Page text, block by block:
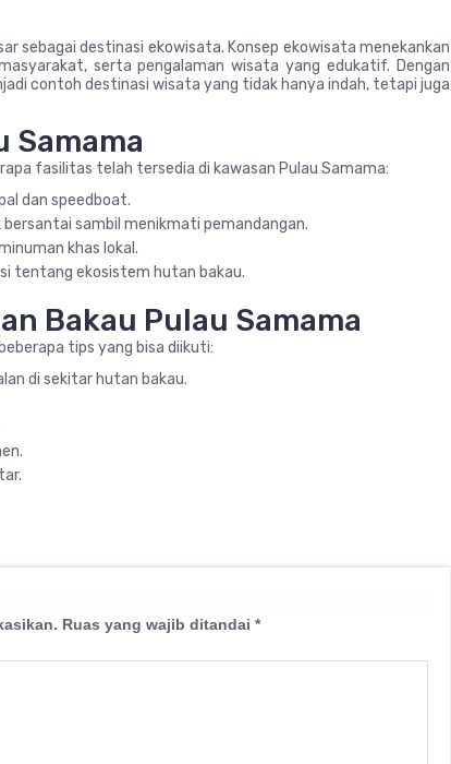
sebagai destinasi ekowisata. Konsep ekowisata menekankan
serta pengalaman wisata yang edukatif. Dengan
contoh destinasi wisata yang tidak hanya indah, tetapi juga
Samama
fasilitas telah tersedia di kawasan Pulau Samama:
dan speedboat.
sambil menikmati pemandangan.
khas lokal.
tentang ekosistem hutan bakau.
Bakau Pulau Samama
tips yang bisa diikuti:
di sekitar hutan bakau.
Ruas yang wajib ditandai *